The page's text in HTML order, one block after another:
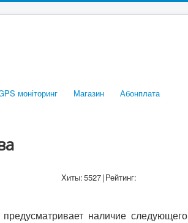
моніторинг Магазин
Абонплата
Хиты:5527|Рейтинг:
наличие следующего